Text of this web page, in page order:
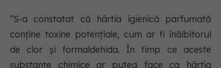
”S-a constatat că hârtia igienică parfumată
conține toxine potențiale, cum ar fi înălbitorul
de clor și formaldehida. În timp ce aceste
substanțe chimice ar putea face ca hârtia